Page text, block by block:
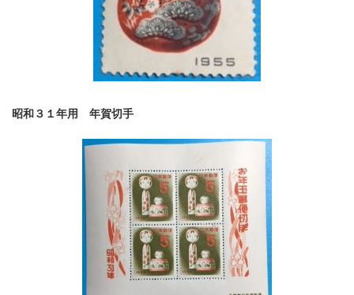
昭和３１年用 年賀切手